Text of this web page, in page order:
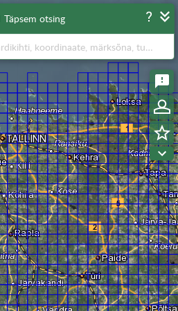
Täpsem otsing